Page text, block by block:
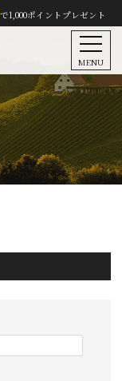
で1,000ポイントプレゼント
MENU